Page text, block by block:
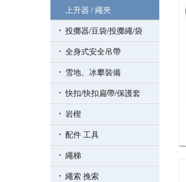
頭盔 安全帽
全身式吊帶
繩索，挽索，牛尾繩
固定點
擔架/救援/逃生
防墜器.止墜器
座式吊帶，胸位吊帶
下降器
大掛鉤 鷹架鉤 大鉤挽索
上升器 / 繩夾
投擲器/豆袋/投擲繩/袋
全身式安全吊帶
雪地、冰攀裝備
快扣/快扣扁帶/保護套
岩楔
配件 工具
繩梯
繩索 挽索